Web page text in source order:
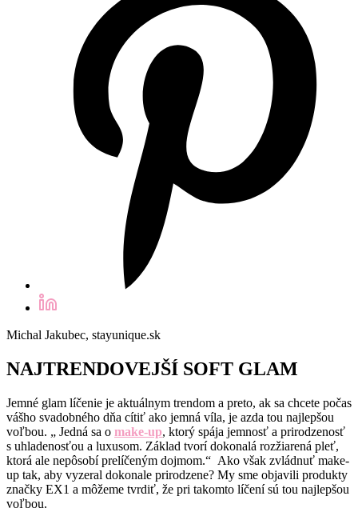
Michal Jakubec, stayunique.sk
NAJTRENDOVEJŠÍ SOFT GLAM
Jemné glam líčenie je aktuálnym trendom a preto, ak sa chcete počas
vášho svadobného dňa cítiť ako jemná víla, je azda tou najlepšou
voľbou. „ Jedná sa o make-up, ktorý spája jemnosť a prirodzenosť
s uhladenosťou a luxusom. Základ tvorí dokonalá rozžiarená pleť,
ktorá ale nepôsobí prelíčeným dojmom.“ Ako však zvládnuť make-
up tak, aby vyzeral dokonale prirodzene? My sme objavili produkty
značky EX1 a môžeme tvrdiť, že pri takomto líčení sú tou najlepšou
voľbou.